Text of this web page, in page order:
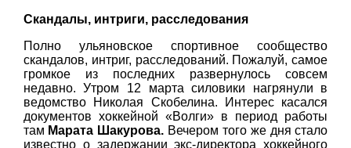
Скандалы, интриги, расследования
Полно ульяновское спортивное сообщество
скандалов, интриг, расследований. Пожалуй, самое
громкое из последних развернулось совсем
недавно. Утром 12 марта силовики нагрянули в
ведомство Николая Скобелина. Интерес касался
документов хоккейной «Волги» в период работы
там Марата Шакурова. Вечером того же дня стало
известно о задержании экс-директора хоккейного